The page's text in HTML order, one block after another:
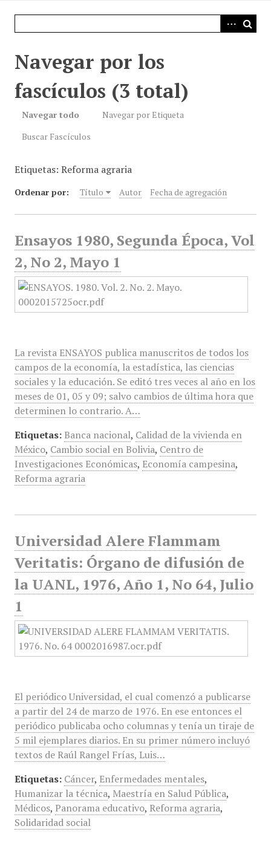
Navegar por los
fascículos (3 total)
Navegar todo
Navegar por Etiqueta
Buscar Fascículos
Etiquetas: Reforma agraria
Ordenar por: Título Autor Fecha de agregación
Ensayos 1980, Segunda Época, Vol
2, No 2, Mayo 1
La revista ENSAYOS publica manuscritos de todos los
campos de la economía, la estadística, las ciencias
sociales y la educación. Se editó tres veces al año en los
meses de 01, 05 y 09; salvo cambios de última hora que
determinen lo contrario. A…
Etiquetas: Banca nacional, Calidad de la vivienda en
México, Cambio social en Bolivia, Centro de
Investigaciones Económicas, Economía campesina,
Reforma agraria
Universidad Alere Flammam
Veritatis: Órgano de difusión de
la UANL, 1976, Año 1, No 64, Julio
1
El periódico Universidad, el cual comenzó a publicarse
a partir del 24 de marzo de 1976. En ese entonces el
periódico publicaba ocho columnas y tenía un tiraje de
5 mil ejemplares diarios. En su primer número incluyó
textos de Raúl Rangel Frías, Luis…
Etiquetas: Cáncer, Enfermedades mentales,
Humanizar la técnica, Maestría en Salud Pública,
Médicos, Panorama educativo, Reforma agraria,
Solidaridad social